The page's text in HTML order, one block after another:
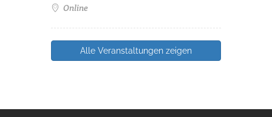
Online
Alle Veranstaltungen zeigen